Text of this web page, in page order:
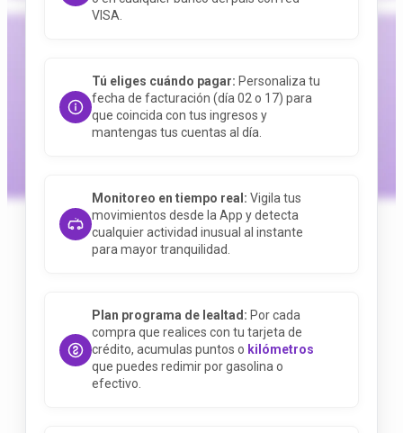
VISA.
Tú eliges cuándo pagar: Personaliza tu
fecha de facturación (día 02 o 17) para
que coincida con tus ingresos y
mantengas tus cuentas al día.
Monitoreo en tiempo real: Vigila tus
movimientos desde la App y detecta
cualquier actividad inusual al instante
para mayor tranquilidad.
Plan programa de lealtad: Por cada
compra que realices con tu tarjeta de
crédito, acumulas puntos o kilómetros
que puedes redimir por gasolina o
efectivo.